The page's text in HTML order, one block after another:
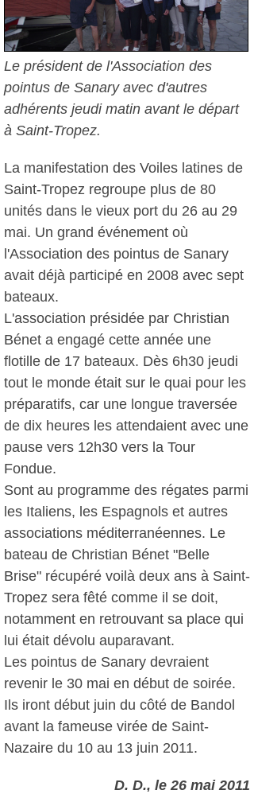
Le président de l'Association des
pointus de Sanary avec d'autres
adhérents jeudi matin avant le départ
à Saint-Tropez.
La manifestation des Voiles latines de
Saint-Tropez regroupe plus de 80
unités dans le vieux port du 26 au 29
mai. Un grand événement où
l'Association des pointus de Sanary
avait déjà participé en 2008 avec sept
bateaux.
L'association présidée par Christian
Bénet a engagé cette année une
flotille de 17 bateaux. Dès 6h30 jeudi
tout le monde était sur le quai pour les
préparatifs, car une longue traversée
de dix heures les attendaient avec une
pause vers 12h30 vers la Tour
Fondue.
Sont au programme des régates parmi
les Italiens, les Espagnols et autres
associations méditerranéennes. Le
bateau de Christian Bénet "Belle
Brise" récupéré voilà deux ans à Saint-
Tropez sera fêté comme il se doit,
notamment en retrouvant sa place qui
lui était dévolu auparavant.
Les pointus de Sanary devraient
revenir le 30 mai en début de soirée.
Ils iront début juin du côté de Bandol
avant la fameuse virée de Saint-
Nazaire du 10 au 13 juin 2011.
D. D., le 26 mai 2011